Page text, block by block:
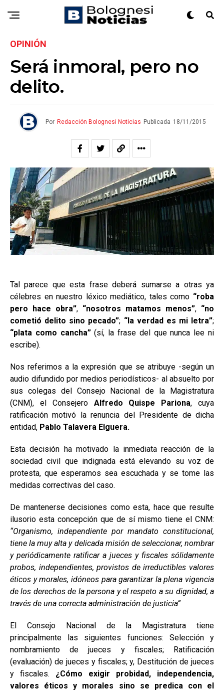
OPINIÓN
Será inmoral, pero no
delito.
Por Redacción Bolognesi Noticias Publicada 18/11/2015
Tal parece que esta frase deberá sumarse a otras ya
célebres en nuestro léxico mediático, tales como “roba
pero hace obra”, “nosotros matamos menos”, “no
cometió delito sino pecado”; “la verdad es mi letra”;
“plata como cancha”(sí, la frase del que nunca lee ni
escribe).
Nos referimos a la expresión que se atribuye -según un
audio difundido por medios periodísticos- al absuelto por
sus colegas del Consejo Nacional de la Magistratura
(CNM), el Consejero Alfredo Quispe Pariona, cuya
ratificación motivó la renuncia del Presidente de dicha
entidad, Pablo Talavera Elguera.
Esta decisión ha motivado la inmediata reacción de la
sociedad civil que indignada está elevando su voz de
protesta, que esperamos sea escuchada y se tome las
medidas correctivas del caso.
De mantenerse decisiones como esta, hace que resulte
ilusorio esta concepción que de sí mismo tiene el CNM:
“Organismo, independiente por mandato constitucional,
tiene la muy alta y delicada misión de seleccionar, nombrar
y periódicamente ratificar a jueces y fiscales sólidamente
probos, independientes, provistos de irreductibles valores
éticos y morales, idóneos para garantizar la plena vigencia
de los derechos de la persona y el respeto a su dignidad, a
través de una correcta administración de justicia”
El Consejo Nacional de la Magistratura tiene
principalmente las siguientes funciones: Selección y
nombramiento de jueces y fiscales; Ratificación
(evaluación) de jueces y fiscales; y, Destitución de jueces
y fiscales. ¿Cómo exigir probidad, independencia,
valores éticos y morales sino se predica con el